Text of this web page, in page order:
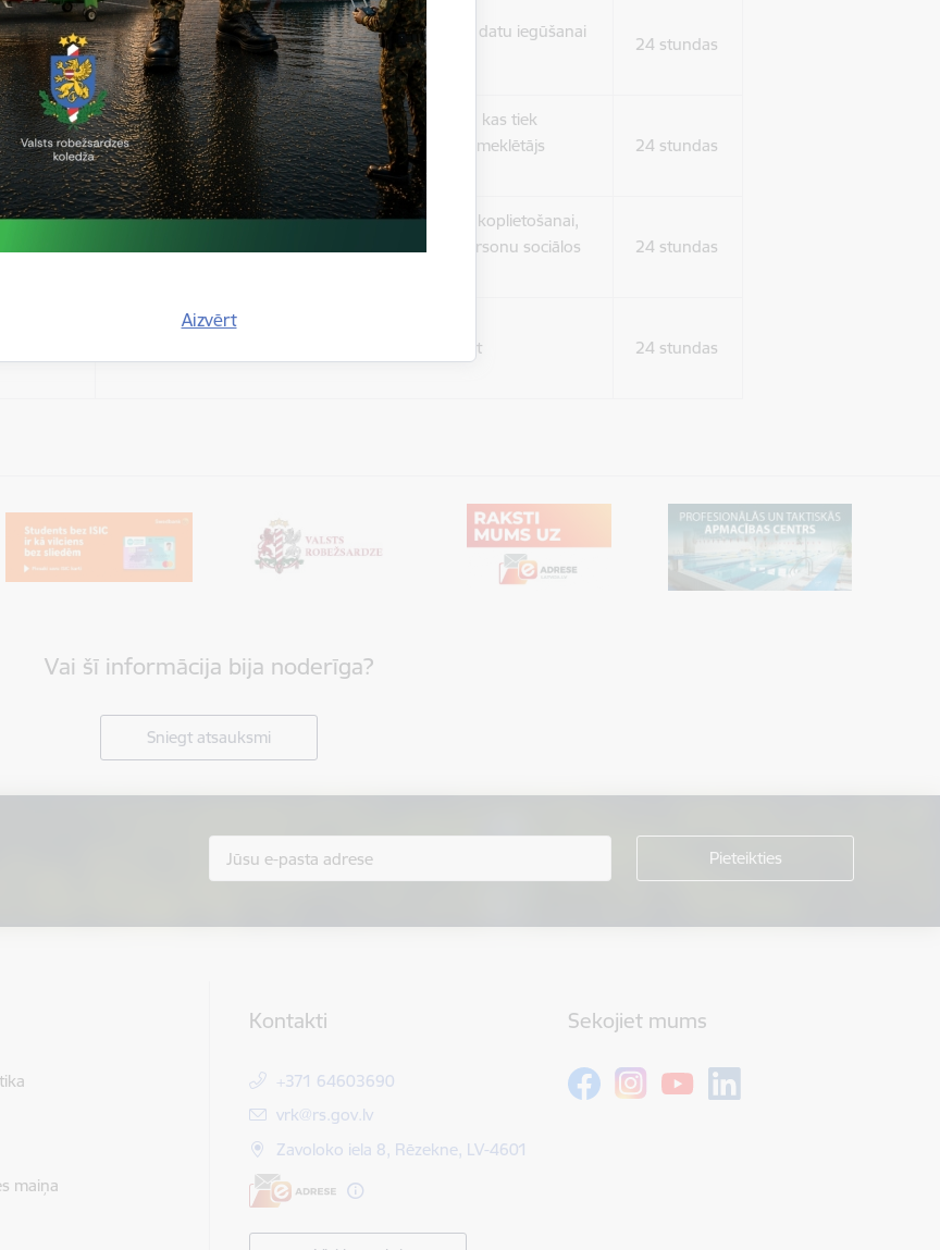
Aizvērt
un
Reģistrē unikālu ID, kas tiek izmantots statistisko datu iegūšanai
par to, kā apmeklētājs izmanto vietni.
24 stundas
un
Reģistrē unikālu ID priekš jaunākās GA 4 versijas, kas tiek
izmantots statistisko datu iegūšanai par to, kā apmeklētājs
izmanto vietni.
24 stundas
dalīties
Šīs sīkdatnes ir paredzētas tādu vietņu un satura koplietošanai,
kas jūs interesē mūsu vietnē, izmantojot trešo personu sociālos
24 stundas
dalīties
Cookie is needed for all users for sharing content 24 stundas
Vai šī informācija bija noderīga?
Sniegt atsauksmi
maiņa
Kontakti
+371 64603690
E-pasts:
vrk@rs.gov.lv
Zavoloko iela 8, Rēzekne, LV-4601
Sekojiet mums